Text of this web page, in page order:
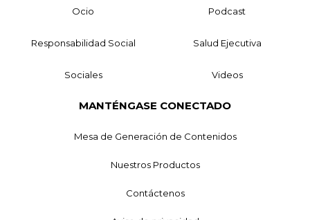
Ocio Podcast
Responsabilidad Social Salud Ejecutiva
Sociales Videos
MANTÉNGASE CONECTADO
Mesa de Generación de Contenidos
Nuestros Productos
Contáctenos